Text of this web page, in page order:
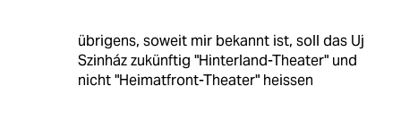
übrigens, soweit mir bekannt ist, soll das Uj
Szinház zukünftig "Hinterland-Theater" und
nicht "Heimatfront-Theater" heissen